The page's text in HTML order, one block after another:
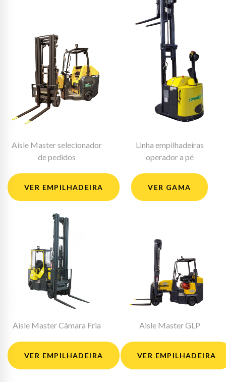
Aisle Master selecionador
de pedidos
VER EMPILHADEIRA
Linha empilhadeiras
operador a pé
VER GAMA
Aisle Master Câmara Fria
VER EMPILHADEIRA
Aisle Master GLP
VER EMPILHADEIRA